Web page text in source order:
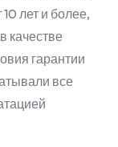
лет и более,
качестве
гарантии
все